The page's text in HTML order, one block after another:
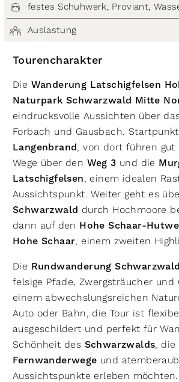
festes Schuhwerk, Proviant,
Auslastung
Tourencharakter
Die Wanderung Latschigfelsen
Naturpark Schwarzwald Mitte
eindrucksvolle Aussichten über
Forbach und Gausbach.
Langenbrand, von dort führen gut
Wege über den Weg 3 und die
Latschigfelsen, einem idealen
Aussichtspunkt. Weiter geht es
Schwarzwald durch Hochmoore
dann auf den Hohe Schaar-
Hohe Schaar, einem zweiten
Die Rundwanderung Schwarzwald
felsige Pfade, Zwergsträucher und
einem abwechslungsreichen
Auto oder Bahn, die Tour ist
ausgeschildert und perfekt für
Schönheit des Schwarzwalds, die
Fernwanderwege und
Aussichtspunkte erleben möchten.